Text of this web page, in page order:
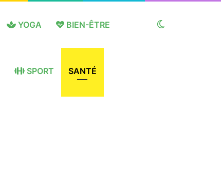
YOGA BIEN-ÊTRE
SPORT SANTÉ